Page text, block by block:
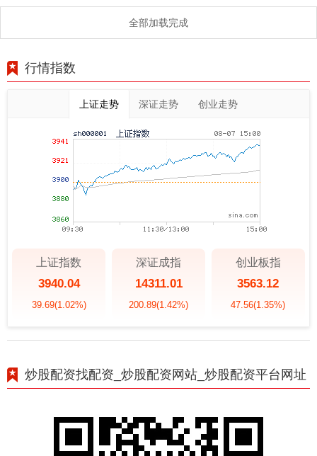
性不足但局部机会仍
全部加载完成
行情指数
上证走势 深证走势 创业走势
上证指数
3940.04
39.69(1.02%)
深证成指
14311.01
200.89(1.42%)
创业板指
3563.12
47.56(1.35%)
炒股配资找配资_炒股配资网站_炒股配资平台网址